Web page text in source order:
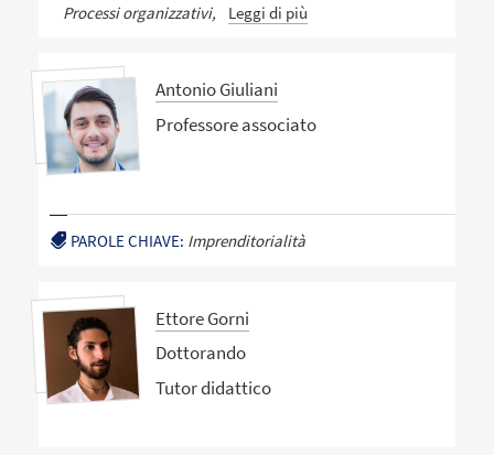
Processi organizzativi,
Leggi di più
Antonio Giuliani
Professore associato
PAROLE CHIAVE: Imprenditorialità
Ettore Gorni
Dottorando
Tutor didattico